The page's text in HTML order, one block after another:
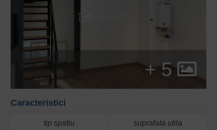
+ 5
Caracteristici
tip spatiu
suprafata utila